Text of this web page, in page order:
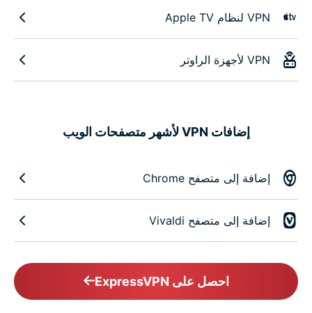
VPN لنظام Apple TV
VPN لأجهزة الراوتر
إضافات VPN لأشهر متصفحات الويب
إضافة إلى متصفح Chrome
إضافة إلى متصفح Vivaldi
احصل على ExpressVPN